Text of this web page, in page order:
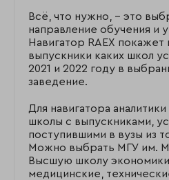
Всё, что нужно, – это
направление обучения и
Навигатор RAEX покажет
выпускники каких школ
2021 и 2022 году в
заведение.
Для навигатора
школы с выпускниками,
поступившими в вузы из
Можно выбрать МГУ им.
Высшую школу
медицинские,